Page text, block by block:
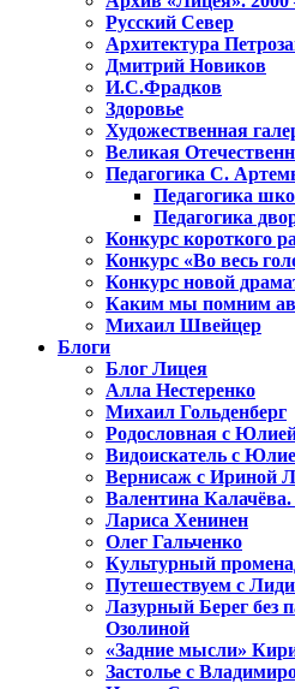
Русский Север
Архитектура
Дмитрий Новиков
И.С.Фрадков
Здоровье
Художественная
Великая
Педагогика С.
Педагогика
Педагогика
Конкурс короткого
Конкурс «Во весь
Конкурс новой
Каким мы помним
Михаил Швейцер
Блоги
Блог Лицея
Алла Нестеренко
Михаил Гольденберг
Родословная с
Видоискатель с
Вернисаж с Ириной
Валентина
Лариса Хенинен
Олег Гальченко
Культурный
Путешествуем с
Лазурный Берег без
Озолиной
«Задние мысли»
Застолье с